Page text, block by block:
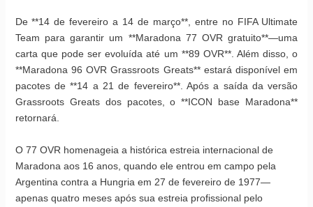
De **14 de fevereiro a 14 de março**, entre no FIFA Ultimate
Team para garantir um **Maradona 77 OVR gratuito**—uma
carta que pode ser evoluída até um **89 OVR**. Além disso, o
**Maradona 96 OVR Grassroots Greats** estará disponível em
pacotes de **14 a 21 de fevereiro**. Após a saída da versão
Grassroots Greats dos pacotes, o **ICON base Maradona**
retornará.
O 77 OVR homenageia a histórica estreia internacional de
Maradona aos 16 anos, quando ele entrou em campo pela
Argentina contra a Hungria em 27 de fevereiro de 1977—
apenas quatro meses após sua estreia profissional pelo